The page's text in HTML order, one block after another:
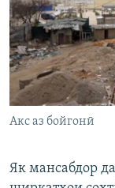
Акс аз бойгонӣ
Як мансабдор